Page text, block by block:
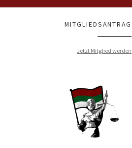
MITGLIEDSANTRAG
Jetzt Mitglied werden